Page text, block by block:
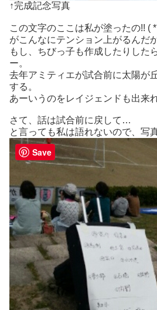
↑完成記念写真
この文字のここは私が塗ったの!! (
がこんなにテンション上がるんだか
もし、ちびっ子も作成したりした
ー。
去年アミティエが試合前に太陽が
する。
あーいうのをレイジェンドも出来
さて、話は試合前に戻して…
と言っても私は語れないので、写
Save